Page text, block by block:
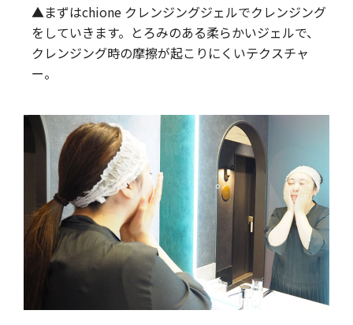
▲まずはchione クレンジングジェルでクレンジング
をしていきます。とろみのある柔らかいジェルで、
クレンジング時の摩擦が起こりにくいテクスチャ
ー。